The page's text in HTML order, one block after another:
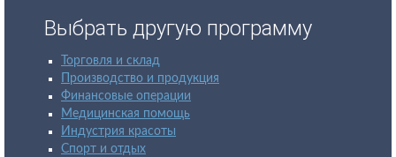
Выбрать другую программу
Торговля и склад
Производство и продукция
Финансовые операции
Медицинская помощь
Индустрия красоты
Спорт и отдых